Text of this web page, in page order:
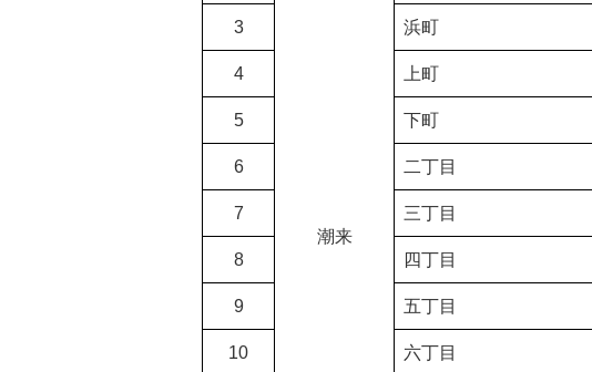
潮来
3 浜町
4 上町
5 下町
6 二丁目
7 三丁目
8 四丁目
9 五丁目
10 六丁目